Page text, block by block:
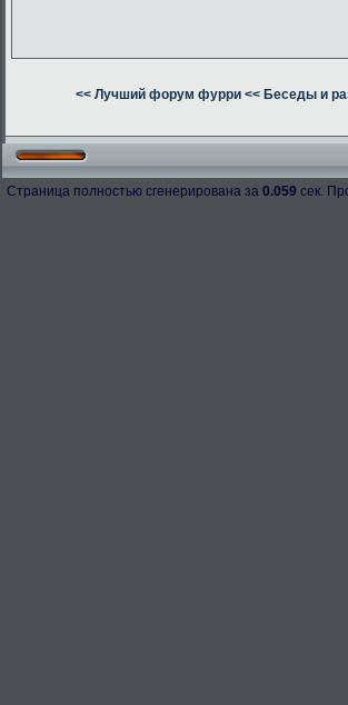
<< Лучший форум фурри << Беседы и
Страница полностью сгенерирована за 0.059 сек.